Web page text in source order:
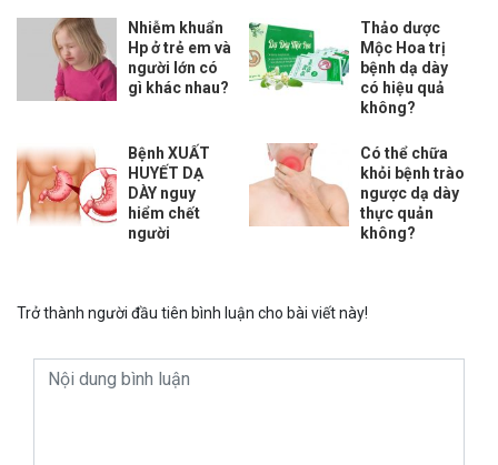
Nhiễm khuẩn
Hp ở trẻ em và
người lớn có
gì khác nhau?
Thảo dược
Mộc Hoa trị
bệnh dạ dày
có hiệu quả
không?
Bệnh XUẤT
HUYẾT DẠ
DÀY nguy
hiểm chết
người
Có thể chữa
khỏi bệnh trào
ngược dạ dày
thực quản
không?
Trở thành người đầu tiên bình luận cho bài viết này!